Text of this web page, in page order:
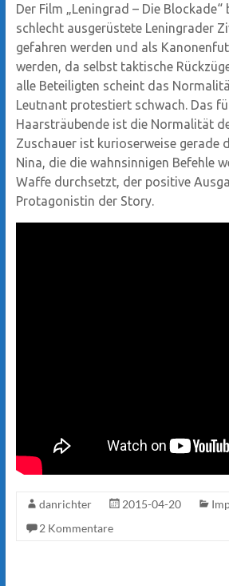
Der Film „Leningrad – Die
schlecht ausgerüstete Leningrader
gefahren werden und als
werden, da selbst taktische
alle Beteiligten scheint das
Leutnant protestiert schwach. Das
Haarsträubende ist die Normalität
Zuschauer ist kurioserweise gerade
Nina, die die wahnsinnigen Befehle
Waffe durchsetzt, der positive
Protagonistin der Story.
danrichter 2015-04-20
2 Kommentare